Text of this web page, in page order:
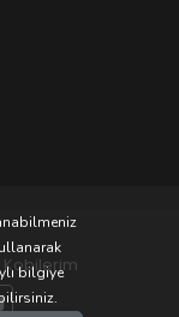
Kobilerim
bilgiye